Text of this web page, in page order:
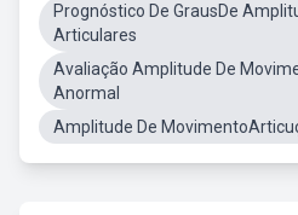
Prognóstico De GrausDe
Articulares
Avaliação Amplitude De
Anormal
Amplitude De